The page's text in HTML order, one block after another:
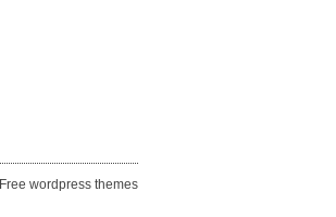
Free wordpress themes